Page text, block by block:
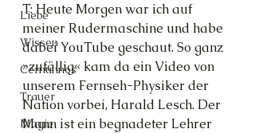
Liebe
Wissen
Cernunnos
Trauer
Magie
T: Heute Morgen war ich auf
meiner Rudermaschine und habe
dabei YouTube geschaut. So ganz
»zufällig« kam da ein Video von
unserem Fernseh-Physiker der
Nation vorbei, Harald Lesch. Der
Mann ist ein begnadeter Lehrer